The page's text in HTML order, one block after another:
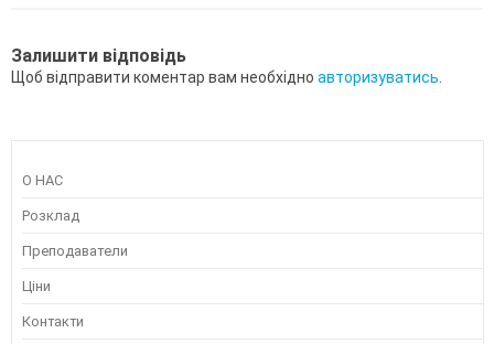
Залишити відповідь
Щоб відправити коментар вам необхідно авторизуватись.
О НАС
Розклад
Преподаватели
Ціни
Контакти